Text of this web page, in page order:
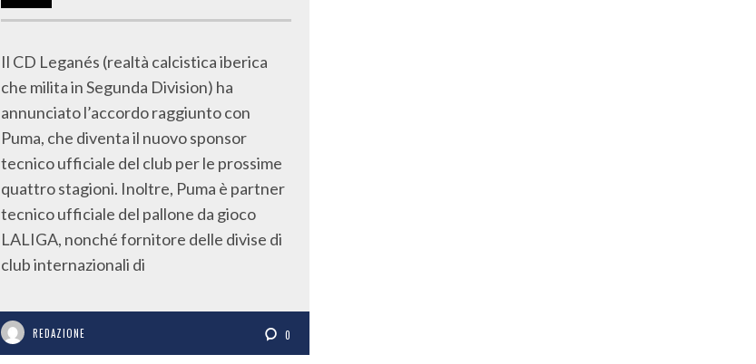
Il CD Leganés (realtà calcistica iberica
che milita in Segunda Division) ha
annunciato l’accordo raggiunto con
Puma, che diventa il nuovo sponsor
tecnico ufficiale del club per le prossime
quattro stagioni. Inoltre, Puma è partner
tecnico ufficiale del pallone da gioco
LALIGA, nonché fornitore delle divise di
club internazionali di
REDAZIONE 0